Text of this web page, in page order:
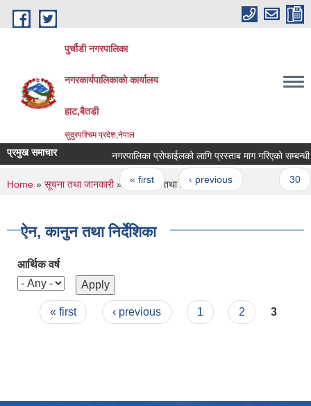
Skip to main content
पुर्चौडी नगरपालिका
नगरकार्यपालिकाकाे कार्यालय
हाट,बैतडी
सुदुरपश्चिम प्रदेश,नेपाल
प्रमुख समाचार नगरपालिका प्रोफाईलको लागि प्रस्ताब माग गरिएको सम्बन्धी
Pages
« first ‹ previous 30
You are here
Home » सूचना तथा जानकारी» ऐन, कानुन तथा निर्देशिका
ऐन, कानुन तथा निर्देशिका
आर्थिक वर्ष
Pages
« first ‹ previous 1 2 3